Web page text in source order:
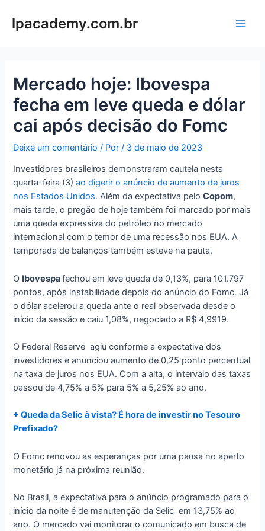
paralpacademy.com.br
Mercado hoje: Ibovespa
fecha em leve queda e dólar
cai após decisão do Fomc
Deixe um comentário / Por/ 3 de maio de 2023
Investidores brasileiros demonstraram cautela nesta
quarta-feira (3)ao digerir o anúncio de aumento de juros
nos Estados Unidos. Além da expectativa peloCopom,
mais tarde, o pregão de hoje também foi marcado por mais
uma queda expressiva do petróleo no mercado
internacional com o temor de uma recessão nos EUA. A
temporada de balanços também esteve na pauta.
O Ibovespafechou em leve queda de 0,13%, para 101.797
pontos, após instabilidade depois do anúncio do Fomc. Já
o dólar acelerou a queda ante o real observada desde o
início da sessão e caiu 1,08%, negociado a R$ 4,9919.
O Federal Reserve agiu conforme a expectativa dos
investidores e anunciou aumento de 0,25 ponto percentual
na taxa de juros nos EUA. Com a alta, o intervalo das taxas
passou de 4,75% a 5% para 5% a 5,25% ao ano.
+ Queda da Selic à vista? É hora de investir no Tesouro
Prefixado?
O Fomc renovou as esperanças por uma pausa no aperto
monetário já na próxima reunião.
No Brasil, a expectativa para o anúncio programado para o
início da noite é de manutenção da Selic em 13,75% ao
ano. O mercado vai monitorar o comunicado em busca de